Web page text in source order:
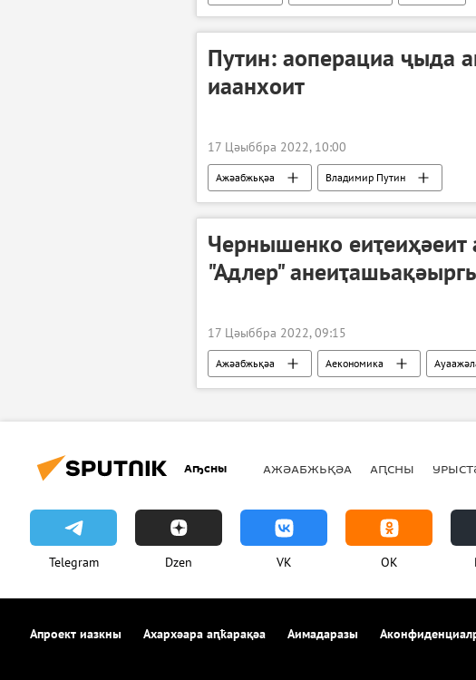
Путин: аоперациа ҷыда
иаанхоит
17 Цәыббра 2022, 10:00
Ажәабжьқәа Владимир Путин
Чернышенко еиҭеиҳәеит
"Адлер"
17 Цәыббра 2022, 09:15
Ажәабжьқәа Аекономика
Аҧсны АЖӘАБЖЬҚӘА АԤСНЫ
Telegram Dzen VK OK
Апроект иазкны Ахархәара аԥҟарақәа Аимадаразы